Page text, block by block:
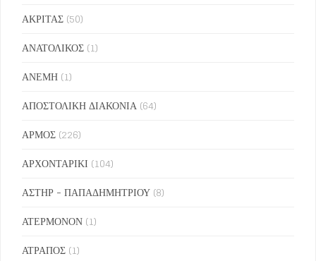
ΑΚΡΙΤΑΣ (50)
ΑΝΑΤΟΛΙΚΟΣ (1)
ΑΝΕΜΗ (1)
ΑΠΟΣΤΟΛΙΚΗ ΔΙΑΚΟΝΙΑ (64)
ΑΡΜΟΣ (226)
ΑΡΧΟΝΤΑΡΙΚΙ (104)
ΑΣΤΗΡ - ΠΑΠΑΔΗΜΗΤΡΙΟΥ (8)
ΑΤΕΡΜΟΝΟΝ (1)
ΑΤΡΑΠΟΣ (1)